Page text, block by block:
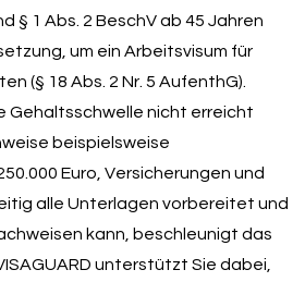
§ 1 Abs. 2 BeschV ab 45 Jahren
um ein Arbeitsvisum für
(§ 18 Abs. 2 Nr. 5 AufenthG).
Gehaltsschwelle nicht erreicht
beispielsweise
Euro, Versicherungen und
alle Unterlagen vorbereitet und
kann, beschleunigt das
unterstützt Sie dabei,